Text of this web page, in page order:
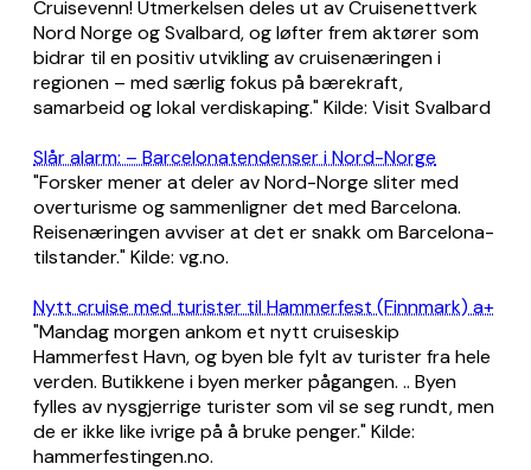
Cruisevenn! Utmerkelsen deles ut av Cruisenettverk
Nord Norge og Svalbard, og løfter frem aktører som
bidrar til en positiv utvikling av cruisenæringen i
regionen – med særlig fokus på bærekraft,
samarbeid og lokal verdiskaping." Kilde: Visit Svalbard
Slår alarm: – Barcelona­tendenser i Nord-Norge
"Forsker mener at deler av Nord-Norge sliter med
overturisme og sammenligner det med Barcelona.
Reisenæringen avviser at det er snakk om Barcelona-
tilstander." Kilde: vg.no.
Nytt cruise med turister til Hammerfest (Finnmark) a+
"Mandag morgen ankom et nytt cruiseskip
Hammerfest Havn, og byen ble fylt av turister fra hele
verden. Butikkene i byen merker pågangen. .. Byen
fylles av nysgjerrige turister som vil se seg rundt, men
de er ikke like ivrige på å bruke penger." Kilde:
hammerfestingen.no.